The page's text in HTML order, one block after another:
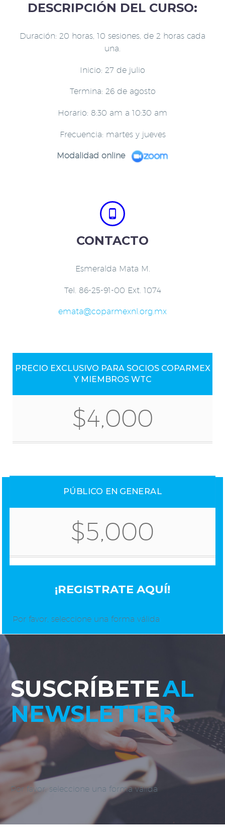
DESCRIPCIÓN DEL CURSO:
Duración: 20 horas, 10 sesiones, de 2 horas cada
una.
Inicio: 27 de julio
Termina: 26 de agosto
Horario: 8:30 am a 10:30 am
Frecuencia: martes y jueves
Modalidad online


CONTACTO
Esmeralda Mata M.
Tel. 86-25-91-00 Ext. 1074
emata@coparmexnl.org.mx
PRECIO EXCLUSIVO PARA SOCIOS COPARMEX
Y MIEMBROS WTC
$4,000
PÚBLICO EN GENERAL
$5,000
¡REGISTRATE AQUÍ!
Por favor, seleccione una forma válida
SUSCRÍBETEAL
NEWSLETTER
Por favor, seleccione una forma válida